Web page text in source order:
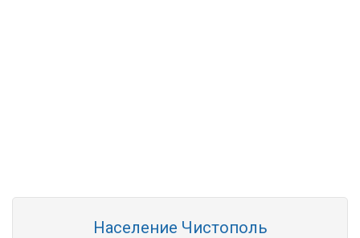
Население Чистополь